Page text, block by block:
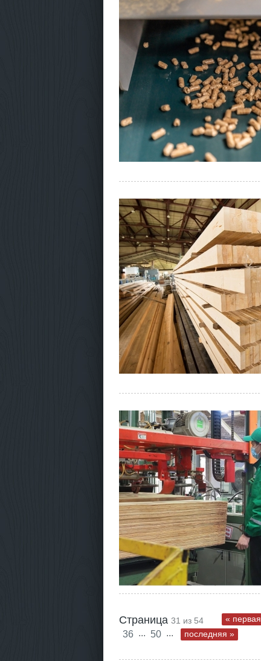
Страница 31 из 54 « первая
36 ... 50 ... последняя »